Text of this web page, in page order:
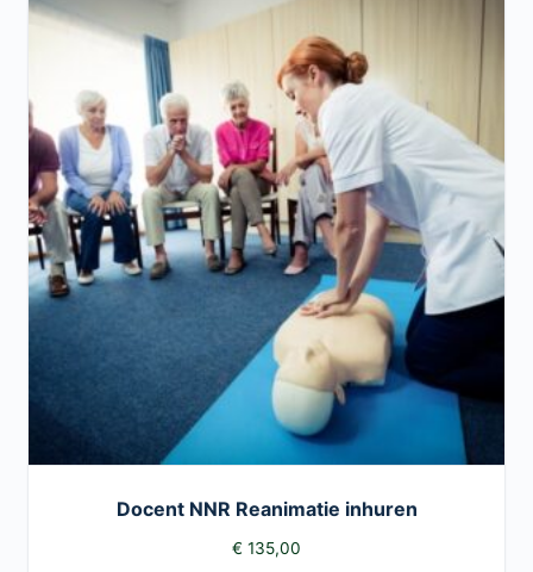
Docent NNR Reanimatie inhuren
€ 135,00